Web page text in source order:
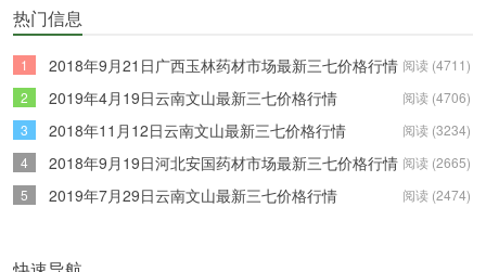
热门信息
阅读 (4711)
1 2018年9月21日广西玉林药材市场最新三七价格行情
阅读 (4706)
2 2019年4月19日云南文山最新三七价格行情
阅读 (3234)
3 2018年11月12日云南文山最新三七价格行情
阅读 (2665)
4 2018年9月19日河北安国药材市场最新三七价格行情
阅读 (2474)
5 2019年7月29日云南文山最新三七价格行情